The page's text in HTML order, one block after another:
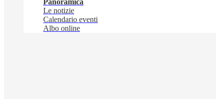
Panoramica
Le notizie
Calendario eventi
Albo online